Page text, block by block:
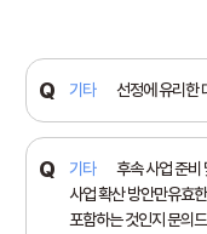
기타 선정에 유리한
기타
후속 사업 준비
사업 확산 방안만유효
포함하는 것인지 문의